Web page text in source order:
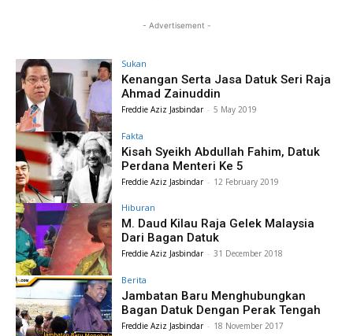
- Advertisement -
Sukan
Kenangan Serta Jasa Datuk Seri Raja
Ahmad Zainuddin
Freddie Aziz Jasbindar - 5 May 2019
Fakta
Kisah Syeikh Abdullah Fahim, Datuk
Perdana Menteri Ke 5
Freddie Aziz Jasbindar - 12 February 2019
Hiburan
M. Daud Kilau Raja Gelek Malaysia
Dari Bagan Datuk
Freddie Aziz Jasbindar - 31 December 2018
Berita
Jambatan Baru Menghubungkan
Bagan Datuk Dengan Perak Tengah
Freddie Aziz Jasbindar - 18 November 2017